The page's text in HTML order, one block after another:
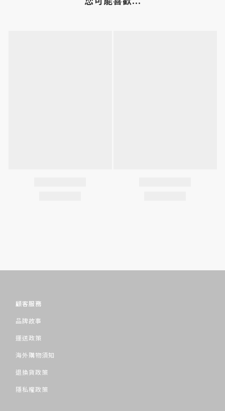
顧客服務
品牌故事
運送政策
海外購物須知
退換貨政策
隱私權政策